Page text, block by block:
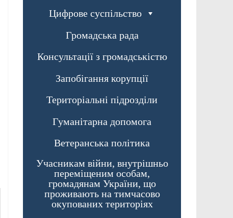
Цифрове суспільство
Громадська рада
Консультації з громадськістю
Запобігання корупції
Територіальні підрозділи
Гуманітарна допомога
Ветеранська політика
Учасникам війни, внутрішньо
переміщеним особам,
громадянам України, що
проживають на тимчасово
окупованих територіях